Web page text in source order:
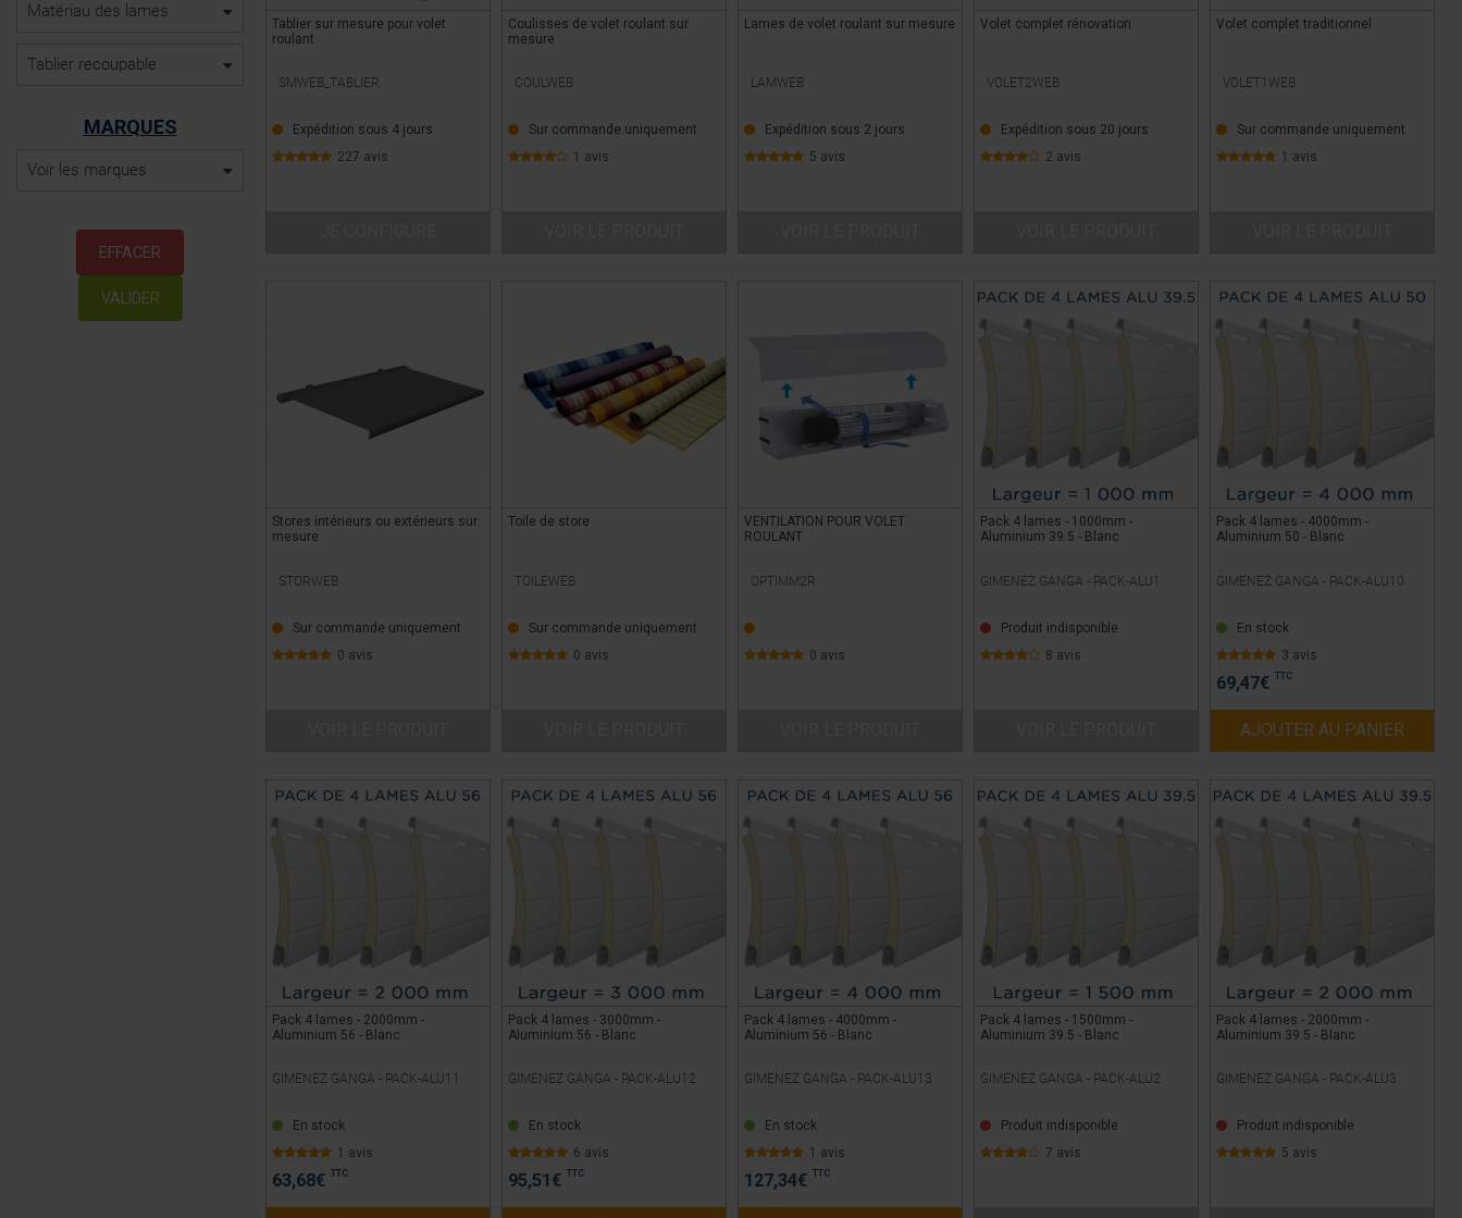
Tablier sur mesure pour volet
roulant
SMWEB_TABLIER
Expédition sous 4 jours
227 avis
Coulisses de volet roulant sur
mesure
COULWEB
Sur commande uniquement
1 avis
Lames de volet roulant sur mesure
LAMWEB
Expédition sous 2 jours
5 avis
Volet complet rénovation
VOLET2WEB
Expédition sous 20 jours
2 avis
Volet complet traditionnel
VOLET1WEB
Sur commande uniquement
1 avis
Stores intérieurs ou extérieurs sur
mesure
STORWEB
Sur commande uniquement
0 avis
Toile de store
TOILEWEB
Sur commande uniquement
0 avis
VENTILATION POUR VOLET
ROULANT
OPTIMM2R
0 avis
Pack 4 lames - 1000mm -
Aluminium 39.5 - Blanc
GIMENEZ GANGA - PACK-ALU1
Produit indisponible
8 avis
Pack 4 lames - 4000mm -
Aluminium 50 - Blanc
GIMENEZ GANGA - PACK-ALU10
En stock
3 avis
69,47€ TTC
AJOUTER AU PANIER
Pack 4 lames - 2000mm -
Aluminium 56 - Blanc
GIMENEZ GANGA - PACK-ALU11
En stock
1 avis
63,68€ TTC
Pack 4 lames - 3000mm -
Aluminium 56 - Blanc
GIMENEZ GANGA - PACK-ALU12
En stock
6 avis
95,51 € TTC
Pack 4 lames - 4000mm -
Aluminium 56 - Blanc
GIMENEZ GANGA - PACK-ALU13
En stock
1 avis
127,34€ TTC
Pack 4 lames - 1500mm -
Aluminium 39.5 - Blanc
GIMENEZ GANGA - PACK-ALU2
Produit indisponible
7 avis
Pack 4 lames - 2000mm -
Aluminium 39.5 - Blanc
GIMENEZ GANGA - PACK-ALU3
Produit indisponible
5 avis
Matériau des lames
Tablier recoupable
MARQUES
Voir les marques
EFFACER
VALIDER